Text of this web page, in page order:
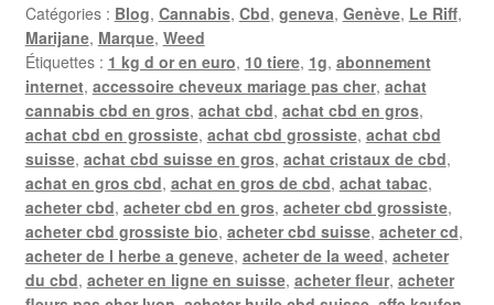
Catégories : Blog, Cannabis, Cbd, geneva, Genève, Le Riff,
Marijane, Marque, Weed
Étiquettes : 1 kg d or en euro, 10 tiere, 1g, abonnement
internet, accessoire cheveux mariage pas cher, achat
cannabis cbd en gros, achat cbd, achat cbd en gros,
achat cbd en grossiste, achat cbd grossiste, achat cbd
suisse, achat cbd suisse en gros, achat cristaux de cbd,
achat en gros cbd, achat en gros de cbd, achat tabac,
acheter cbd, acheter cbd en gros, acheter cbd grossiste,
acheter cbd grossiste bio, acheter cbd suisse, acheter cd,
acheter de l herbe a geneve, acheter de la weed, acheter
du cbd, acheter en ligne en suisse, acheter fleur, acheter